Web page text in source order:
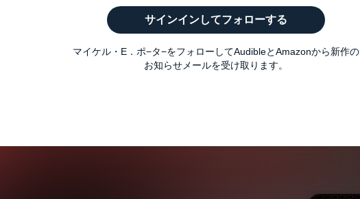
サインインしてフォローする
マイケル・E．ポ−タ−をフォローしてAudibleとAmazonから新作の
お知らせメールを受け取ります。